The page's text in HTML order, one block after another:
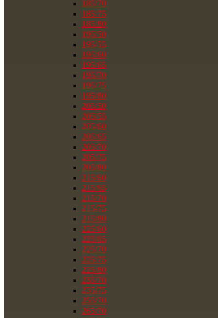
185/70
185/75
185/80
195/50
195/55
195/60
195/65
195/70
195/75
195/80
205/50
205/55
205/60
205/65
205/70
205/75
205/80
215/60
215/65
215/70
215/75
215/80
225/60
225/65
225/70
225/75
225/80
235/70
235/75
255/70
265/70